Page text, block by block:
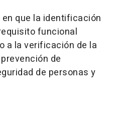
en que la identificación
funcional
a la verificación de la
de
de personas y